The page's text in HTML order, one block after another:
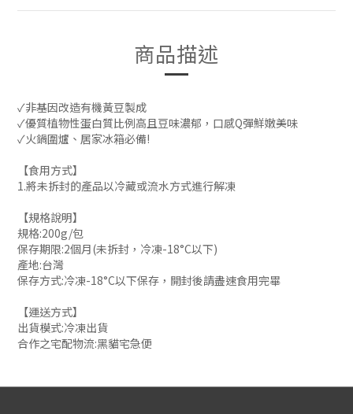
商品描述
✓非基因改造有機黃豆製成
✓優質植物性蛋白質比例高且豆味濃郁，口感Q彈鮮嫩美味
✓火鍋圍爐、居家冰箱必備!
【食用方式】
1.將未拆封的產品以冷藏或流水方式進行解凍
【規格說明】
規格:200g/包
保存期限:2個月(未拆封，冷凍-18°C以下)
產地:台灣
保存方式:冷凍-18°C以下保存，開封後請盡速食用完畢
【運送方式】
出貨模式:冷凍出貨
合作之宅配物流:黑貓宅急便